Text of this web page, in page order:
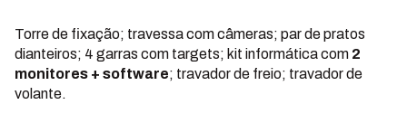
Torre de fixação; travessa com câmeras; par de pratos
dianteiros; 4 garras com targets; kit informática com 2
monitores + software; travador de freio; travador de
volante.